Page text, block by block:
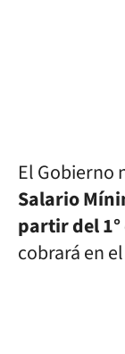
El Gobierno
Salario
partir del
cobrará en